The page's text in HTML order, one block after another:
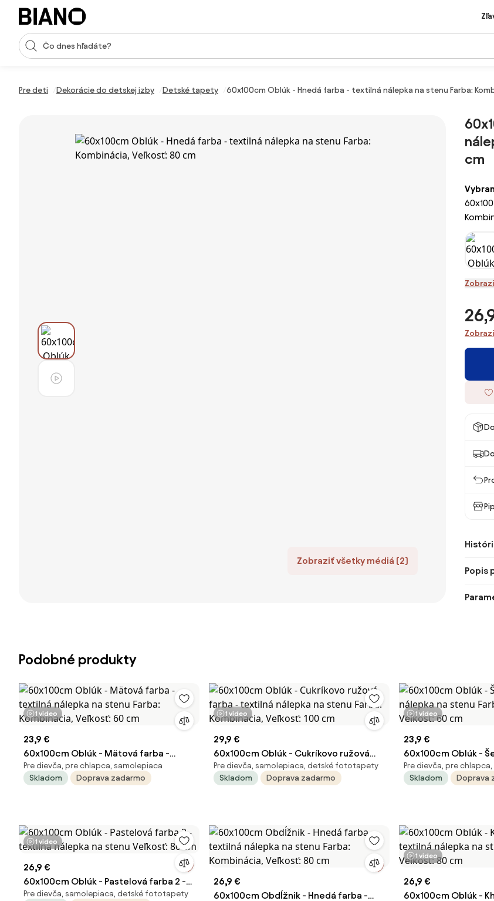
Preskočiť navigáciu, prejsť na obsah
Vstup pre vyhľadávanie
Pre deti Dekorácie do detskej izby Detské tapety 60x100cm Oblúk - Hnedá farba - textilná nálepka na stenu Farba:
Zobraziť všetky médiá (2)
cm
Popis
Podobné produkty
1 video
23,9 €
60x100cm Oblúk - Mätová farba -
textilná nálepka na stenu Farba:
Kombinácia, Veľkosť: 60 cm
Pre dievča, pre chlapca, samolepiaca
Skladom
Doprava zadarmo
1 video
29,9 €
60x100cm Oblúk - Cukríkovo ružová
farba - textilná nálepka na stenu Farba:
Kombinácia, Veľkosť: 100 cm
Pre dievča, samolepiaca, detské fototapety
Skladom
Doprava zadarmo
1 video
23,9 €
60x100cm Oblúk -
nálepka na stenu
Veľkosť: 60 cm
Pre dievča, pre
Skladom
Doprava
1 video
26,9 €
60x100cm Oblúk - Pastelová farba 2 -
textilná nálepka na stenu Veľkosť: 80
Pre dievča, samolepiaca, detské fototapety
26,9 €
60x100cm Obdĺžnik - Hnedá farba -
1 video
26,9 €
60x100cm Oblúk -